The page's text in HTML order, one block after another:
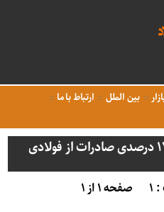
بین الملل
ارتباط با ما
برچسب " اخذ عوارض ۱۷ درصدی صادرات از فولادی
صفحه ۱ از ۱